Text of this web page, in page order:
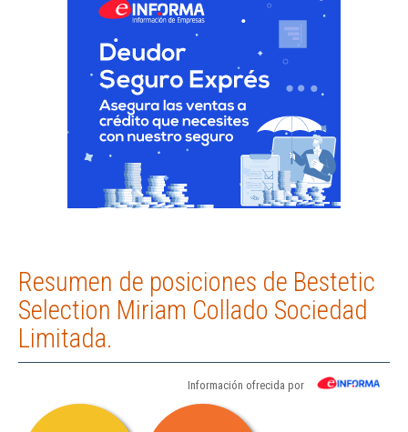
Resumen de posiciones de Bestetic
Selection Miriam Collado Sociedad
Limitada.
Información ofrecida por